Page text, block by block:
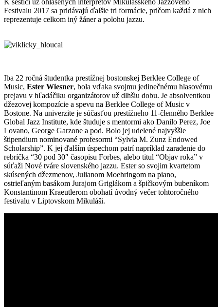
Festivalu 2017 sa pridávajú ďalšie tri formácie, pričom každá z nich
reprezentuje celkom iný žáner a polohu jazzu.
Iba 22 ročná študentka prestížnej bostonskej Berklee College of
Music, Ester Wiesner, bola vďaka svojmu jedinečnému hlasovému
prejavu v hľadáčiku organizátorov už dlhšiu dobu. Je absolventkou
džezovej kompozície a spevu na Berklee College of Music v
Bostone. Na univerzite je súčasťou prestížneho 11-členného Berklee
Global Jazz Institute, kde študuje s mentormi ako Danilo Perez, Joe
Lovano, George Garzone a pod. Bolo jej udelené najvyššie
štipendium nominované profesormi “Sylvia M. Zunz Endowed
Scholarship”. K jej ďalším úspechom patrí napríklad zaradenie do
rebríčka “30 pod 30″ časopisu Forbes, alebo titul “Objav roka” v
súťaži Nové tváre slovenského jazzu. Ester so svojim kvartetom
skúsených džezmenov, Julianom Moehringom na piano,
ostrieľaným basákom Jurajom Griglákom a špičkovým bubeníkom
Konstantinom Kraeutlerom obohatí úvodný večer tohtoročného
festivalu v Liptovskom Mikuláši.